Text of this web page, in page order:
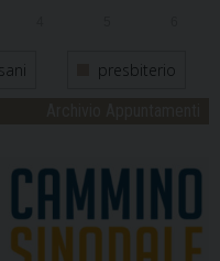
presbiterio